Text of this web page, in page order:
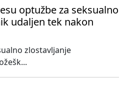
optužbe za seksualno
udaljen tek nakon
zlostavljanje